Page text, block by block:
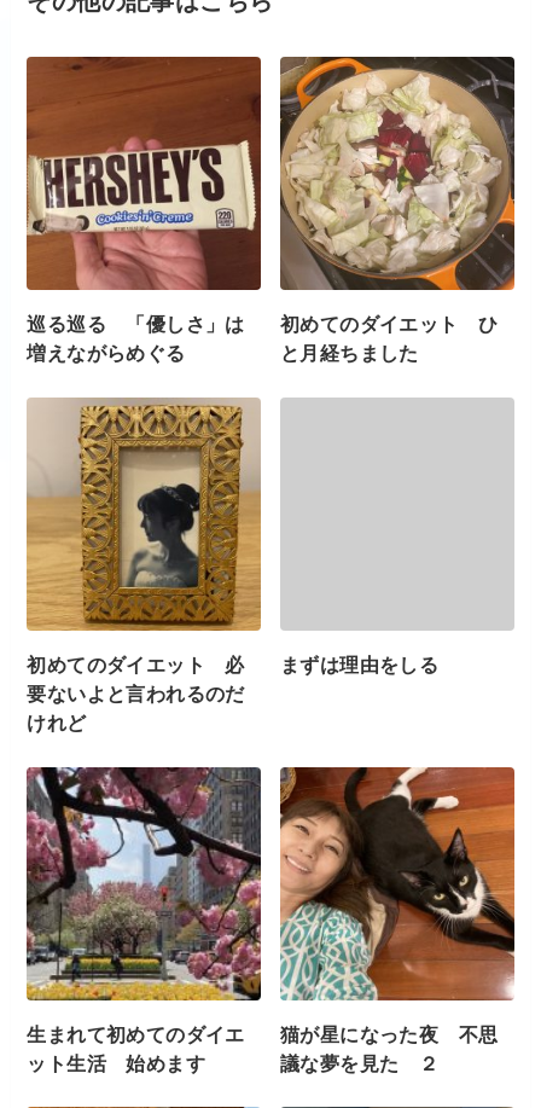
巡る巡る 「優しさ」は
増えながらめぐる
初めてのダイエット ひ
と月経ちました
初めてのダイエット 必
要ないよと言われるのだ
けれど
まずは理由をしる
生まれて初めてのダイエ
ット生活 始めます
猫が星になった夜 不思
議な夢を見た ２